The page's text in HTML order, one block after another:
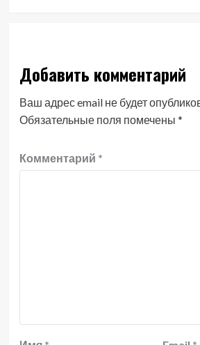
Добавить комментарий
Ваш адрес email не будет
Обязательные поля помечены *
Комментарий *